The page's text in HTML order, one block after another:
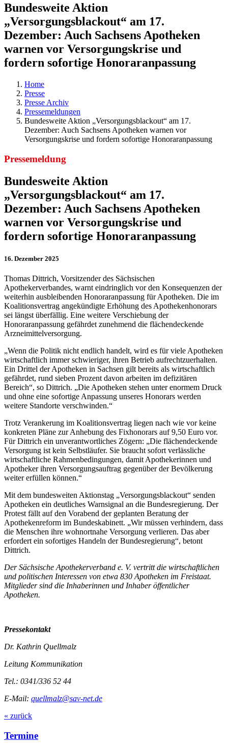
Bundesweite Aktion
„Versorgungsblackout“ am 17.
Dezember: Auch Sachsens Apotheken
warnen vor Versorgungskrise und
fordern sofortige Honoraranpassung
Home
Presse
Presse Archiv
Pressemeldungen
Bundesweite Aktion „Versorgungsblackout“ am 17.
Dezember: Auch Sachsens Apotheken warnen vor
Versorgungskrise und fordern sofortige Honoraranpassung
Pressemeldung
Bundesweite Aktion
„Versorgungsblackout“ am 17.
Dezember: Auch Sachsens Apotheken
warnen vor Versorgungskrise und
fordern sofortige Honoraranpassung
16. Dezember 2025
Thomas Dittrich, Vorsitzender des Sächsischen
Apothekerverbandes, warnt eindringlich vor den Konsequenzen der
weiterhin ausbleibenden Honoraranpassung für Apotheken. Die im
Koalitionsvertrag angekündigte Erhöhung des Apothekenhonorars
sei längst überfällig. Eine weitere Verschiebung der
Honoraranpassung gefährdet zunehmend die flächendeckende
Arzneimittelversorgung.
„Wenn die Politik nicht endlich handelt, wird es für viele Apotheken
wirtschaftlich immer schwieriger, ihren Betrieb aufrechtzuerhalten.
Ein Drittel der Apotheken in Sachsen gilt bereits als wirtschaftlich
gefährdet, rund sieben Prozent davon arbeiten im defizitären
Bereich“, so Dittrich. „Die Apotheken stehen unter enormem Druck
und ohne eine sofortige Anpassung unseres Honorars werden
weitere Standorte verschwinden.“
Trotz Verankerung im Koalitionsvertrag liegen nach wie vor keine
konkreten Pläne zur Anhebung des Fixhonorars auf 9,50 Euro vor.
Für Dittrich ein unverantwortliches Zögern: „Die flächendeckende
Versorgung ist kein Selbstläufer. Sie braucht sofort verlässliche
wirtschaftliche Rahmenbedingungen, damit Apothekerinnen und
Apotheker ihren Versorgungsauftrag gegenüber der Bevölkerung
weiter erfüllen können.“
Mit dem bundesweiten Aktionstag „Versorgungsblackout“ senden
Apotheken ein deutliches Warnsignal an die Bundesregierung. Der
Protest fällt auf den Vorabend der geplanten Beratung der
Apothekenreform im Bundeskabinett. „Wir müssen verhindern, dass
die Menschen ihre wohnortnahe Versorgung verlieren. Das aber
erfordert ein sofortiges Handeln der Bundesregierung“, betont
Dittrich.
Der Sächsische Apothekerverband e. V. vertritt die wirtschaftlichen
und politischen Interessen von etwa 830 Apotheken im Freistaat.
Mitglieder sind die Inhaberinnen und Inhaber öffentlicher
Apotheken.
Pressekontakt
Dr. Kathrin Quellmalz
Leitung Kommunikation
Tel.: 0341/336 52 44
E-Mail: quellmalz@sav-net.de
« zurück
Termine